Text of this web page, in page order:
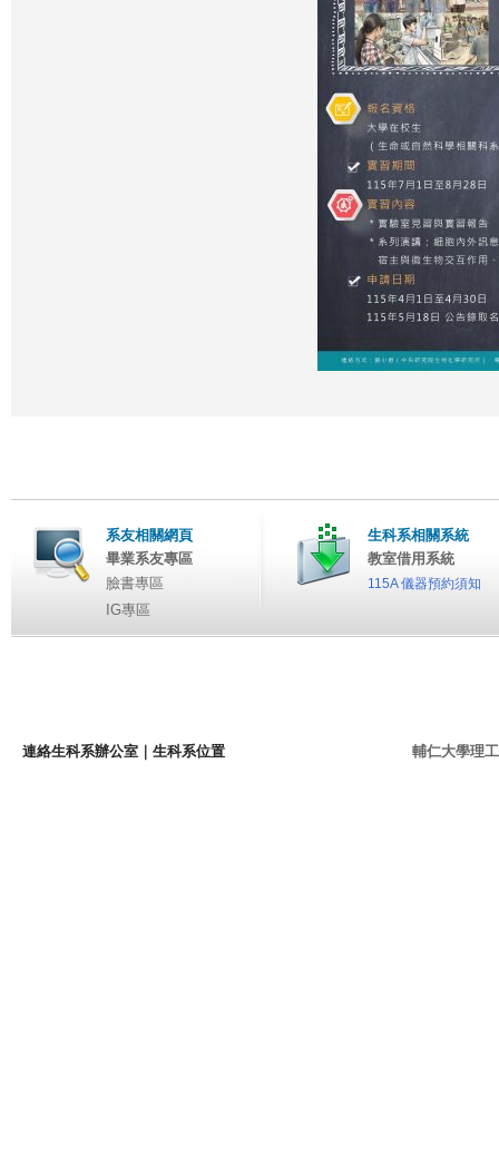
系友相關網頁
畢業系友專區
臉書專區
IG專區
生科系相關系統
教室借用系統
115A 儀器預約須知
連絡生科系辦公室 生科系位置 輔仁大學理